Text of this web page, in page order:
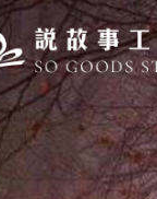
脫推薦